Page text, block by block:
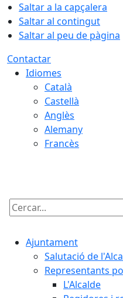
Saltar a la capçalera
Saltar al contingut
Saltar al peu de pàgina
Contactar
Idiomes
Català
Castellà
Anglès
Alemany
Francès
Cercar:
Ajuntament
Salutació de
Representants
L'Alcalde